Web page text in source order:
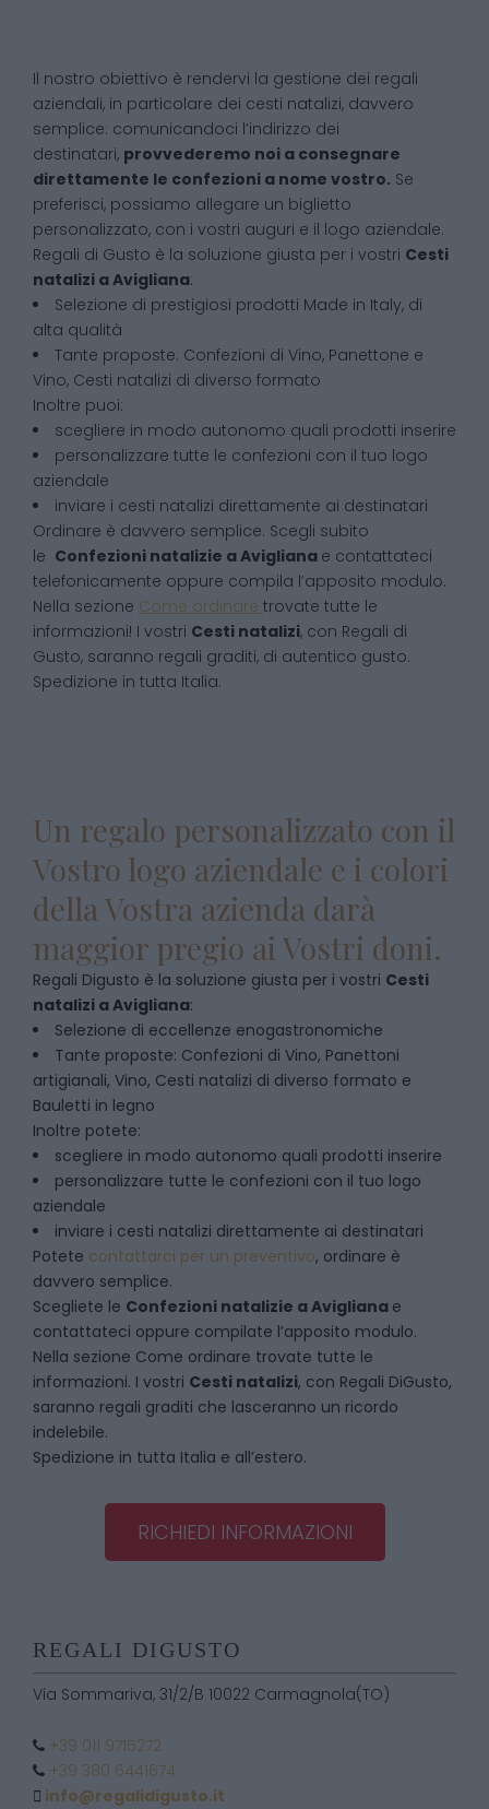
Il nostro obiettivo è rendervi la gestione dei regali
aziendali, in particolare dei cesti natalizi, davvero
semplice: comunicandoci l’indirizzo dei
destinatari, provvederemo noi a consegnare
direttamente le confezioni a nome vostro. Se
preferisci, possiamo allegare un biglietto
personalizzato, con i vostri auguri e il logo aziendale.
Regali di Gusto è la soluzione giusta per i vostri Cesti
natalizi aAvigliana:
Selezione di prestigiosi prodotti Made in Italy, di
alta qualità
Tante proposte: Confezioni di Vino, Panettone e
Vino, Cesti natalizi di diverso formato
Inoltre puoi:
scegliere in modo autonomo quali prodotti inserire
personalizzare tutte le confezioni con il tuo logo
aziendale
inviare i cesti natalizi direttamente ai destinatari
Ordinare è davvero semplice. Scegli subito
le Confezioni natalizie aAvigliana e contattateci
telefonicamente oppure compila l’apposito modulo.
Nella sezione Come ordinare trovate tutte le
informazioni! I vostri Cesti natalizi, con Regali di
Gusto, saranno regali graditi, di autentico gusto.
Spedizione in tutta Italia.
Un regalo personalizzato con il
Vostro logo aziendale e i colori
della Vostra azienda darà
maggior pregio ai Vostri doni.
Regali Digusto è la soluzione giusta per i vostri Cesti
natalizi aAvigliana:
Selezione di eccellenze enogastronomiche
Tante proposte: Confezioni di Vino, Panettoni
artigianali, Vino, Cesti natalizi di diverso formato e
Bauletti in legno
Inoltre potete:
scegliere in modo autonomo quali prodotti inserire
personalizzare tutte le confezioni con il tuo logo
aziendale
inviare i cesti natalizi direttamente ai destinatari
Potete contattarci per un preventivo, ordinare è
davvero semplice.
Scegliete le Confezioni natalizie aAvigliana e
contattateci oppure compilate l’apposito modulo.
Nella sezione Come ordinare trovate tutte le
informazioni. I vostri Cesti natalizi, con Regali DiGusto,
saranno regali graditi che lasceranno un ricordo
indelebile.
Spedizione in tutta Italia e all’estero.
RICHIEDI INFORMAZIONI
REGALI DIGUSTO
Via Sommariva, 31/2/B 10022 Carmagnola(TO)
+39 011 9715272
+39 380 6441674
info@regalidigusto.it